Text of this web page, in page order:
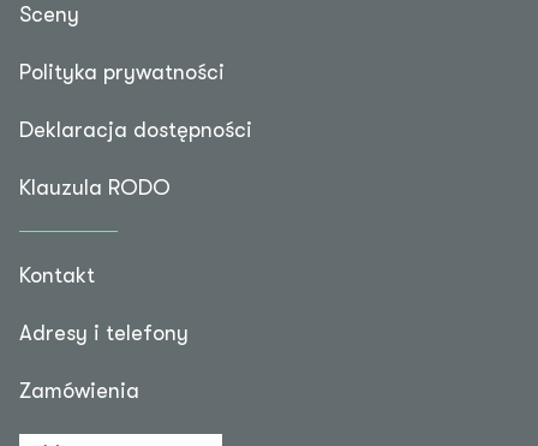
Sceny
Polityka prywatności
Deklaracja dostępności
Klauzula RODO
Kontakt
Adresy i telefony
Zamówienia